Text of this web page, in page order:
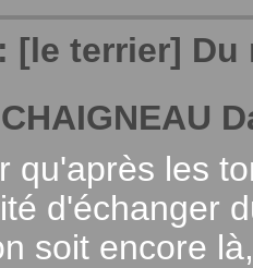
[le terrier]
qu'après les
d'échanger
soit encore